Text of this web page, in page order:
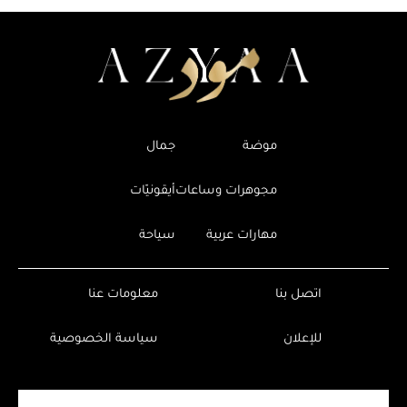
موضة
مجوهرات وساعات
مهارات عربية
جمال
أيقونيّات
سياحة
اتصل بنا
للإعلان
معلومات عنا
سياسة الخصوصية